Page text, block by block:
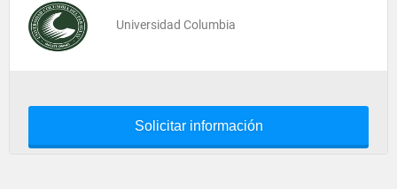
Universidad Columbia
Solicitar información